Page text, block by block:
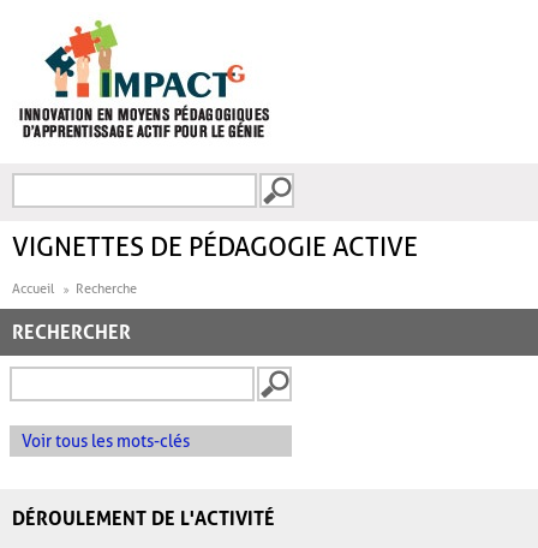
FORMULAIRE DE
VIGNETTES DE PÉDAGOGIE ACTIVE
Accueil Recherche
RECHERCHER
Voir tous les mots-clés
DÉROULEMENT DE L'ACTIVITÉ